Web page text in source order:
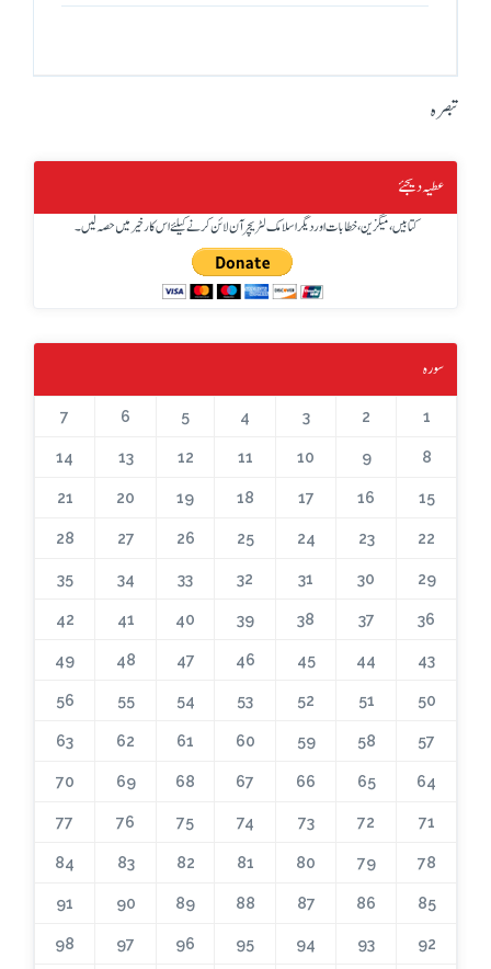
تبصرہ
عطیہ دیجئے
کتابیں، میگزین، خطابات اور دیگر اسلامک لٹریچر آن لائن کرنے کیلئے اس کار خیر میں حصہ لیں۔
سورہ
1
2
3
4
5
6
7
8
9
10
11
12
13
14
15
16
17
18
19
20
21
22
23
24
25
26
27
28
29
30
31
32
33
34
35
36
37
38
39
40
41
42
43
44
45
46
47
48
49
50
51
52
53
54
55
56
57
58
59
60
61
62
63
64
65
66
67
68
69
70
71
72
73
74
75
76
77
78
79
80
81
82
83
84
85
86
87
88
89
90
91
92
93
94
95
96
97
98